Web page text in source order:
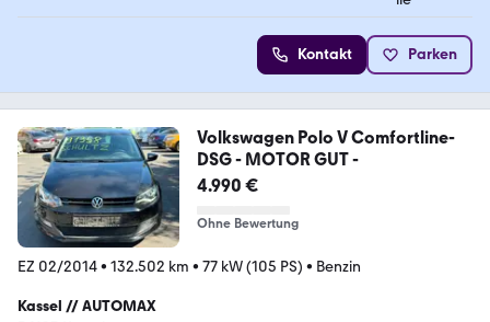
Kontakt Parken
Volkswagen Polo V Comfortline-
DSG - MOTOR GUT -
4.990 €
Ohne Bewertung
EZ 02/2014• 132.502 km • 77 kW (105 PS) • Benzin
Kassel // AUTOMAX